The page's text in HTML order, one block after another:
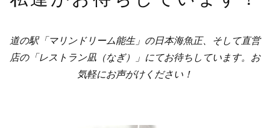
道の駅「マリンドリーム能生」の日本海魚正、そして直営
店の「レストラン凪（なぎ）」にてお待ちしています。お
気軽にお声がけください！